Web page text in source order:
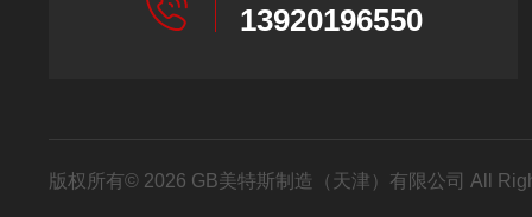
13920196550
版权所有© 2026 GB美特斯制造（天津）有限公司 All